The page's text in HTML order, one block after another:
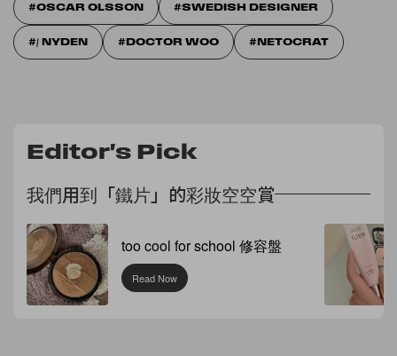
OSCAR OLSSON SWEDISH DESIGNER
/ NYDEN DOCTOR WOO NETOCRAT
Editor's Pick
我們用到「鐵片」的彩妝空空賞
too cool for school 修容盤
Read Now